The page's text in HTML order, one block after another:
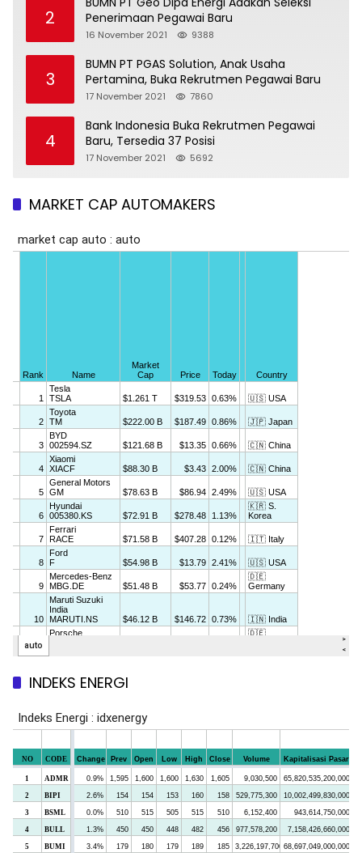
2
Penerimaan Pegawai Baru
16 November 2021 9388
3
BUMN PT PGAS Solution, Anak Usaha
Pertamina, Buka Rekrutmen Pegawai Baru
17 November 2021 7860
4
Bank Indonesia Buka Rekrutmen Pegawai
Baru, Tersedia 37 Posisi
17 November 2021 5692
MARKET CAP AUTOMAKERS
INDEKS ENERGI